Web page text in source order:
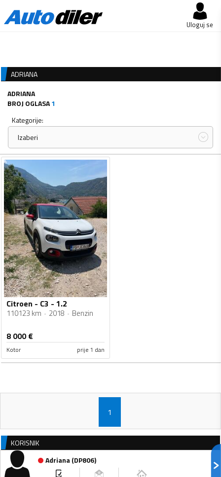
Uloguj se
ADRIANA
ADRIANA
BROJ OGLASA1
Kategorije:
Izaberi
Citroen - C3 - 1.2
110123 km 2018 Benzin
8 000€
Kotor prije 1 dan
1
KORISNIK
Adriana(DP806)